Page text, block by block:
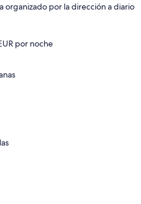
organizado por la dirección a diario
por noche